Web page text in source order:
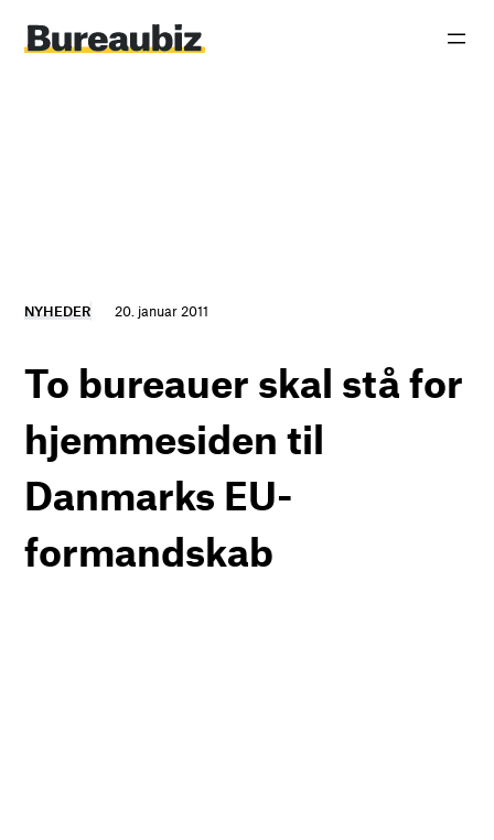
indhold
NYHEDER 20. januar 2011
To bureauer skal stå for
hjemmesiden til
Danmarks EU-
formandskab